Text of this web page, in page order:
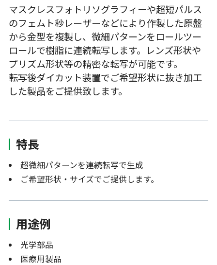
マスクレスフォトリソグラフィーや超短パルス
のフェムト秒レーザーなどにより作製した原盤
から金型を複製し、微細パターンをロールツー
ロールで樹脂に連続転写します。レンズ形状や
プリズム形状等の精密な転写が可能です。
転写後ダイカット装置でご希望形状に抜き加工
した製品をご提供致します。
特長
超微細パターンを連続転写で生成
ご希望形状・サイズでご提供します。
用途例
光学部品
医療用製品